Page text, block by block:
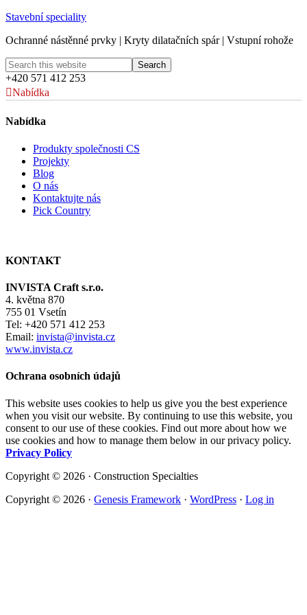
Stavební speciality
Ochranné nástěnné prvky | Kryty dilatačních spár | Vstupní rohože
+420 571 412 253
Nabídka
Nabídka
Produkty společnosti CS
Projekty
Blog
O nás
Kontaktujte nás
Pick Country
KONTAKT
INVISTA Craft s.r.o.
4. května 870
755 01 Vsetín
Tel: +420 571 412 253
Email: invista@invista.cz
www.invista.cz
Ochrana osobních údajů
This website uses cookies to help us give you the best experience
when you visit our website. By continuing to use this website, you
consent to our use of these cookies. Find out more about how we
use cookies and how to manage them below in our privacy policy.
Privacy Policy
Copyright © 2026 · Construction Specialties
Copyright © 2026 · Genesis Framework · WordPress · Log in